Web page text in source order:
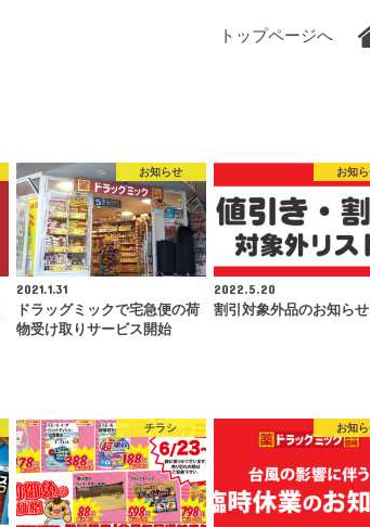
トップページへ
お知らせ
2021.1.31
ドラッグミックで宅急便の荷
物受け取りサービス開始
お知
2022.5.20
割引対象外品のお知らせ
チラシ お知